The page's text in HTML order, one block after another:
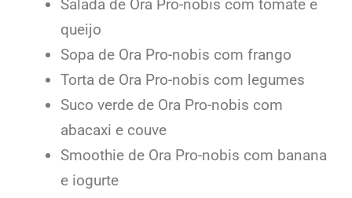
Salada de Ora Pro-nobis com tomate e
queijo
Sopa de Ora Pro-nobis com frango
Torta de Ora Pro-nobis com legumes
Suco verde de Ora Pro-nobis com
abacaxi e couve
Smoothie de Ora Pro-nobis com banana
e iogurte